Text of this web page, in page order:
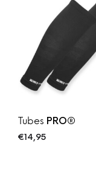
Tubes PRO®
€14,95